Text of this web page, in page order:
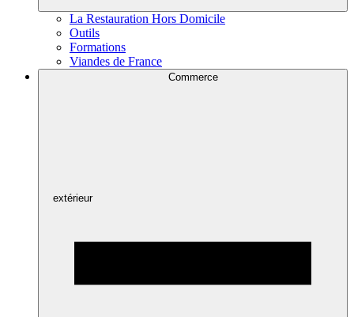
La Restauration Hors Domicile
Outils
Formations
Viandes de France
Commerce
extérieur